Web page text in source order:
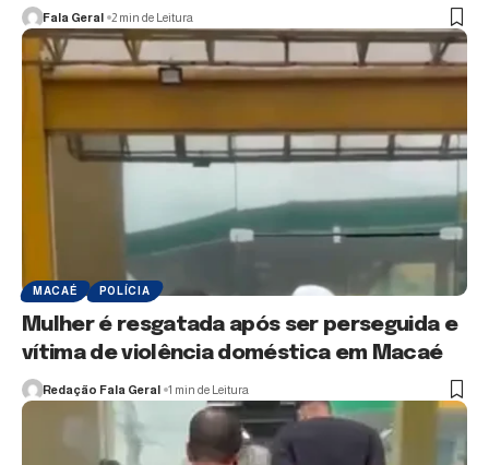
Fala Geral 2 min de Leitura
MACAÉ POLÍCIA
Mulher é resgatada após ser perseguida e
vítima de violência doméstica em Macaé
Redação Fala Geral 1 min de Leitura